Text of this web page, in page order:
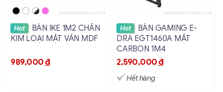
Xem chi tiết
Hot
BÀN IKE 1M2 CHÂN
KIM LOẠI MẶT VÁN MDF
989,000đ
Xem chi tiết
Hot
BÀN GAMING E-
DRA EGT1460A MẶT
CARBON 1M4
2,590,000đ
Hết hàng